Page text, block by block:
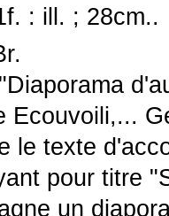
: ill. ; 28cm..
Ecouvoili,...
le texte
pour titre
un